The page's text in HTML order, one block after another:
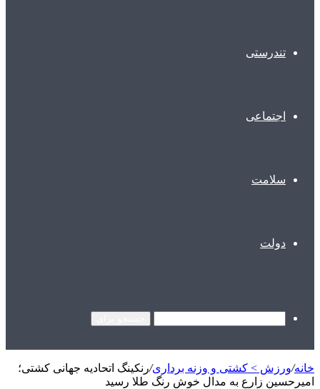
تندرستی
اجتماعی
سلامت
دولت
خانه/ورزش > کشتی و وزنه برداری/رنکینگ اتحادیه جهانی کشتی؛
امیرحسین زارع به مدال خوش رنگ طلا رسید